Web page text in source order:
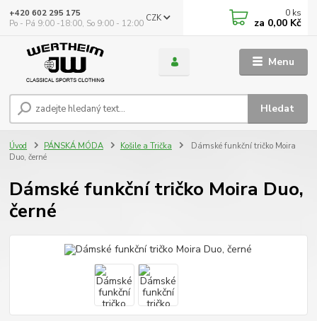
Menu
CZK
Hledat
+420 602 295 175
Po - Pá 9:00 -18:00, So 9:00 - 12:00
0 ks
za 0,00 Kč
Úvod PÁNSKÁ MÓDA Košile a Trička
Dámské funkční tričko Moira
Duo, černé
Dámské funkční tričko Moira Duo,
černé